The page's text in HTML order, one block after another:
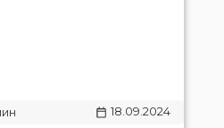
18.09.2024